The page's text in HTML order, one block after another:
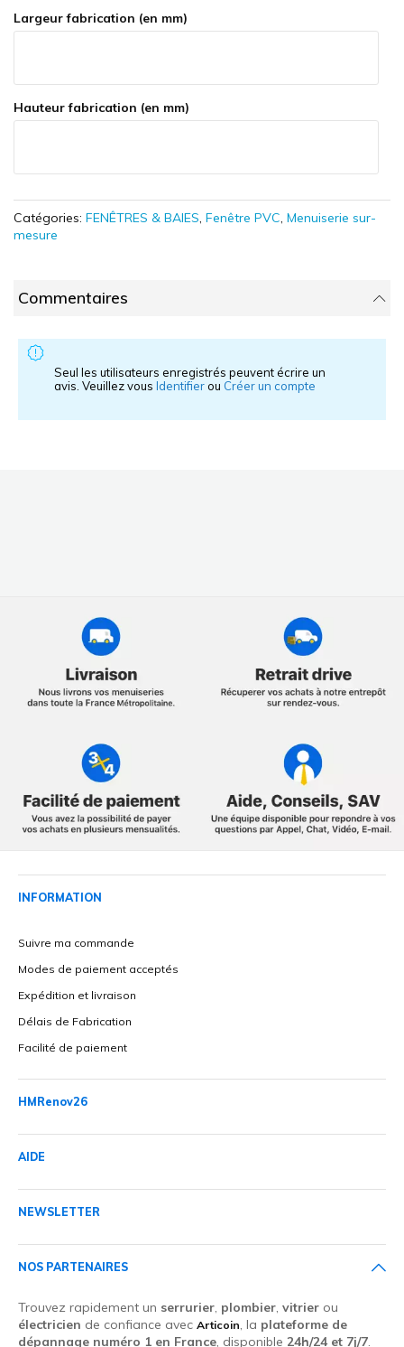
Largeur fabrication (en mm)
Hauteur fabrication (en mm)
Catégories: FENÊTRES & BAIES, Fenêtre PVC, Menuiserie sur-
mesure
Commentaires
Seul les utilisateurs enregistrés peuvent écrire un
avis. Veuillez vous Identifierou Créer un compte
INFORMATION
Suivre ma commande
Modes de paiement acceptés
Expédition et livraison
Délais de Fabrication
Facilité de paiement
HMRenov26
AIDE
NEWSLETTER
NOS PARTENAIRES
Trouvez rapidement un serrurier, plombier, vitrier ou
électricien de confiance avec Articoin, la plateforme de
dépannage numéro 1 en France, disponible 24h/24 et 7j/7.